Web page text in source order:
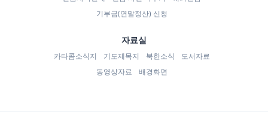
기부금(연말정산) 신청
자료실
카타콤소식지 기도제목지 북한소식
도서자료
동영상자료
배경화면